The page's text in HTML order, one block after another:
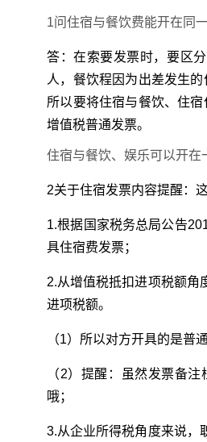
1问住宿与餐饮费能开在同
答：在索要发票时，要区
人，餐饮程因为出差发生
所以要将住宿与餐饮、住宿
增值税普通发票。
住宿与餐饮、娱乐可以开
2关于住宿发票内容提醒：
1.根据国家税务总局公告
具住宿费发票；
2.从增值税抵扣进项税额角
进项税额。
（1）所以对方开具的是普
（2）提醒：虽然发票备
哦；
3.从企业所得税角度来说，